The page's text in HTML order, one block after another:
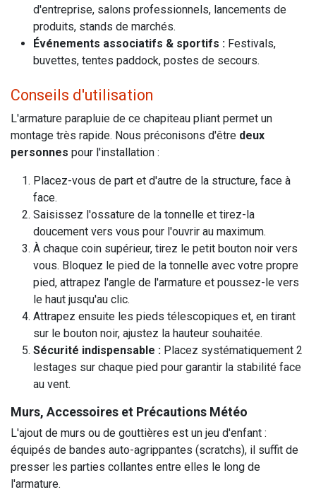
d'entreprise, salons professionnels, lancements de
produits, stands de marchés.
Événements associatifs & sportifs : Festivals,
buvettes, tentes paddock, postes de secours.
Conseils d'utilisation
L'armature parapluie de ce chapiteau pliant permet un
montage très rapide. Nous préconisons d'être deux
personnes pour l'installation :
Placez-vous de part et d'autre de la structure, face à
face.
Saisissez l'ossature de la tonnelle et tirez-la
doucement vers vous pour l'ouvrir au maximum.
À chaque coin supérieur, tirez le petit bouton noir vers
vous. Bloquez le pied de la tonnelle avec votre propre
pied, attrapez l'angle de l'armature et poussez-le vers
le haut jusqu'au clic.
Attrapez ensuite les pieds télescopiques et, en tirant
sur le bouton noir, ajustez la hauteur souhaitée.
Sécurité indispensable : Placez systématiquement 2
lestages sur chaque pied pour garantir la stabilité face
au vent.
Murs, Accessoires et Précautions Météo
L'ajout de murs ou de gouttières est un jeu d'enfant :
équipés de bandes auto-agrippantes (scratchs), il suffit de
presser les parties collantes entre elles le long de
l'armature.